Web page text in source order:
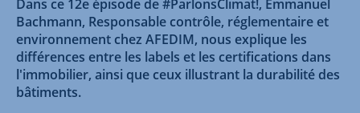
Dans ce 12e épisode de #ParlonsClimat!, Emmanuel
Bachmann, Responsable contrôle, réglementaire et
environnement chez AFEDIM, nous explique les
différences entre les labels et les certifications dans
l'immobilier, ainsi que ceux illustrant la durabilité des
bâtiments.